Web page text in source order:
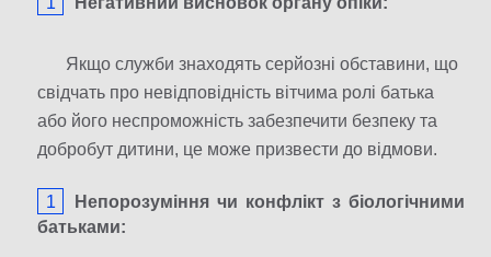
Якщо служби знаходять серйозні обставини, що
свідчать про невідповідність вітчима ролі батька
або його неспроможність забезпечити безпеку та
добробут дитини, це може призвести до відмови.
Непорозуміння чи конфлікт з біологічними
батьками: